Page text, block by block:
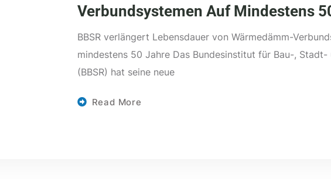
Verbundsystemen Auf Mindestens
BBSR verlängert Lebensdauer von Wärmedämm-
mindestens 50 Jahre Das Bundesinstitut für Bau-, Stadt-
(BBSR) hat seine neue
Read More